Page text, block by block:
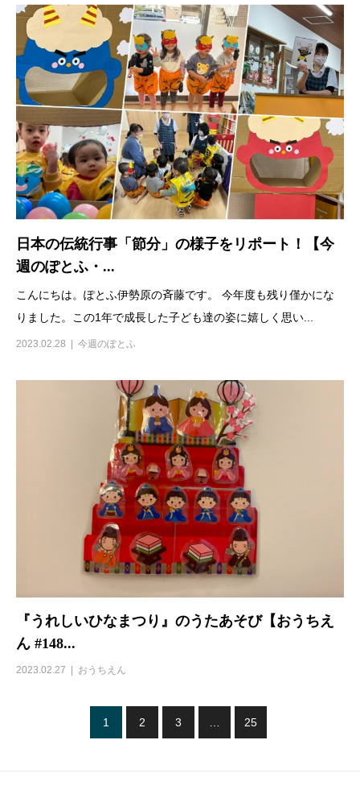
日本の伝統行事「節分」の様子をリポート！【今
週のぽとふ・...
こんにちは。ぽとふ伊勢原の斉藤です。 今年度も残り僅かにな
りました。この1年で成長した子ども達の姿に嬉しく思い...
2023.02.28 今週のぽとふ
『うれしいひなまつり』のうたあそび【おうちえ
ん #148...
2023.02.27 おうちえん
1 2 3 … 25